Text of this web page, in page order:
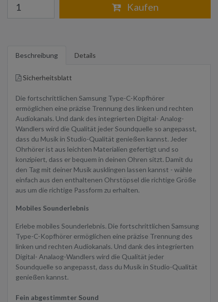
Kaufen
Beschreibung Details
Sicherheitsblatt
Die fortschrittlichen Samsung Type-C-Kopfhörer
ermöglichen eine präzise Trennung des linken und rechten
Audiokanals. Und dank des integrierten Digital- Analog-
Wandlers wird die Qualität jeder Soundquelle so angepasst,
dass du Musik in Studio-Qualität genießen kannst. Jeder
Ohrhörer ist aus leichten Materialien gefertigt und so
konzipiert, dass er bequem in deinen Ohren sitzt. Damit du
den Tag mit deiner Musik ausklingen lassen kannst - wähle
einfach aus den enthaltenen Ohrstöpsel die richtige Größe
aus um die richtige Passform zu erhalten.
Mobiles Sounderlebnis
Erlebe mobiles Sounderlebnis. Die fortschrittlichen Samsung
Type-C-Kopfhörer ermöglichen eine präzise Trennung des
linken und rechten Audiokanals. Und dank des integrierten
Digital- Analaog-Wandlers wird die Qualität jeder
Soundquelle so angepasst, dass du Musik in Studio-Qualität
genießen kannst.
Fein abgestimmter Sound